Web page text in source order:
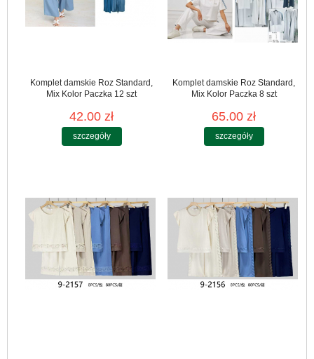
Komplet damskie Roz Standard,
Mix Kolor Paczka 12 szt
42.00 zł
szczegóły
Komplet damskie Roz Standard,
Mix Kolor Paczka 8 szt
65.00 zł
szczegóły